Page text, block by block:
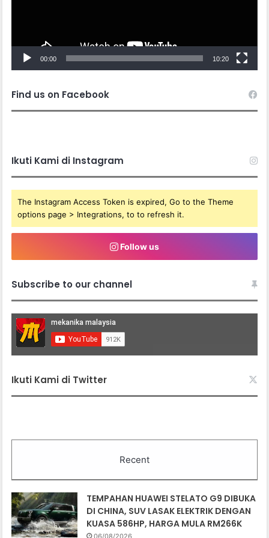
00:00 10:20
Find us on Facebook
Ikuti Kami di Instagram
The Instagram Access Token is expired, Go to the Theme
options page > Integrations, to to refresh it.
Follow us
Subscribe to our channel
Ikuti Kami di Twitter
Recent
TEMPAHAN HUAWEI STELATO G9 DIBUKA
DI CHINA, SUV LASAK ELEKTRIK DENGAN
KUASA 586HP, HARGA MULA RM266K